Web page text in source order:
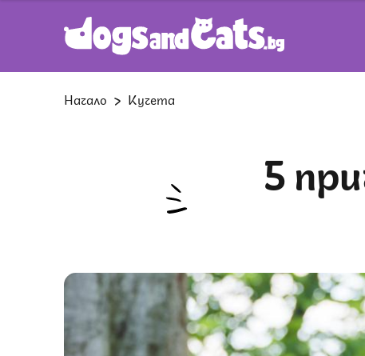
Начало Кучета
5 причини защо кучетата се